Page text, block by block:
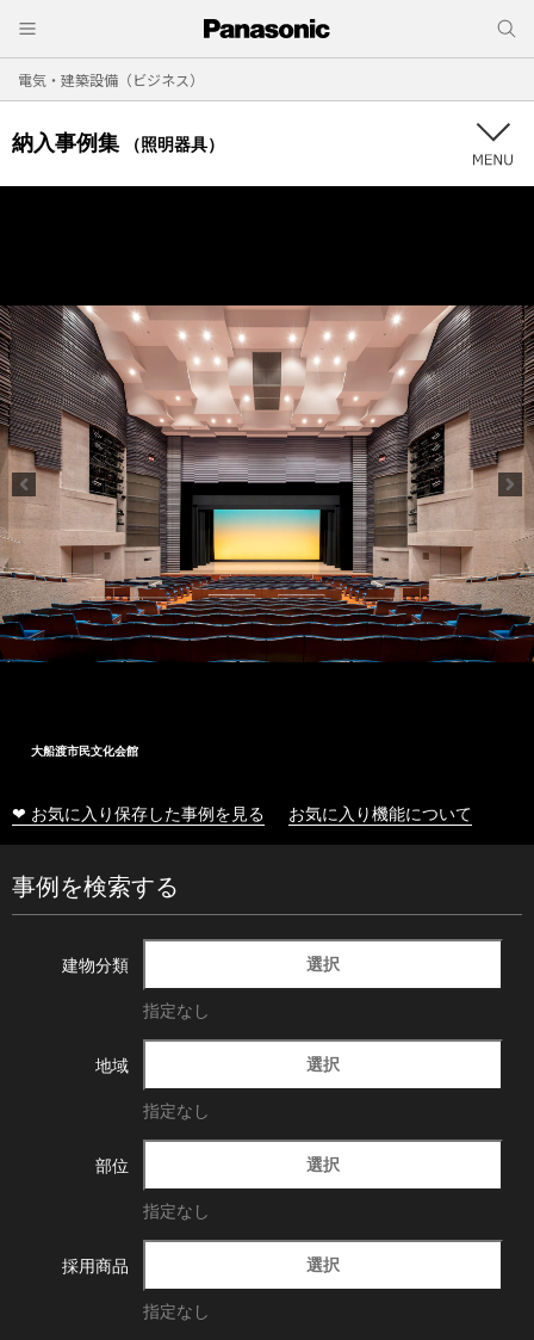
電気・建築設備（ビジネス）
納入事例集 （照明器具）
大船渡市民文化会館
❤ お気に入り保存した事例を見る お気に入り機能について
事例を検索する
建物分類 選択
指定なし
地域 選択
指定なし
部位 選択
指定なし
採用商品 選択
指定なし